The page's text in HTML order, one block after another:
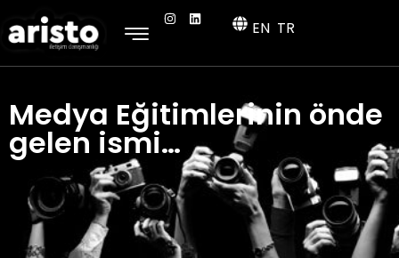
EN TR
Medya Eğitimlerinin önde
gelen ismi…